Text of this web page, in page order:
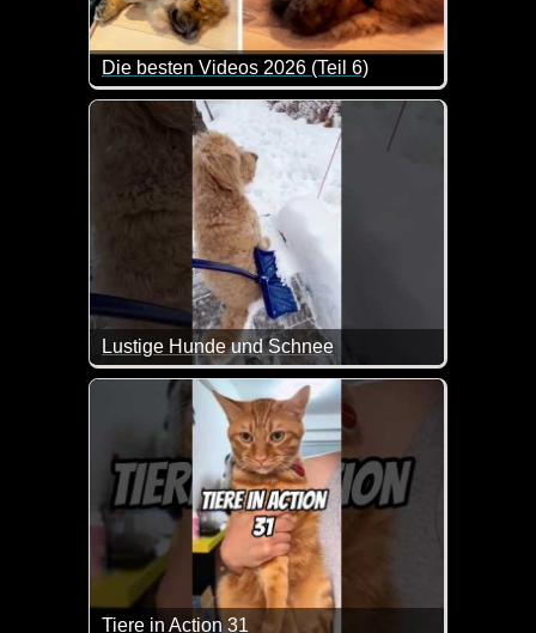
Die besten Videos 2026 (Teil 6)
Eine tolle Zusammenstellung von lustigen
Lustige Hunde und Schnee
Das sind mal wieder ein paar witzige Szenen mit
Tiere in Action 31